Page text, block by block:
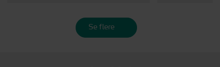
Se flere